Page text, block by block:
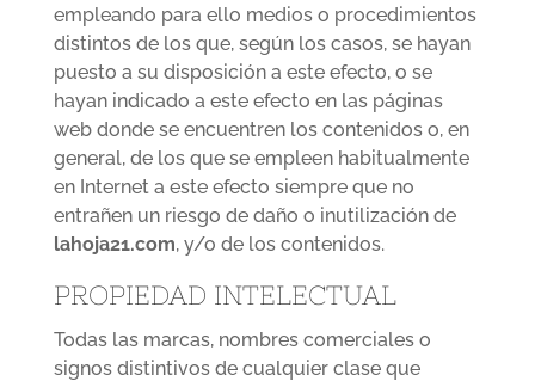
empleando para ello medios o procedimientos
distintos de los que, según los casos, se hayan
puesto a su disposición a este efecto, o se
hayan indicado a este efecto en las páginas
web donde se encuentren los contenidos o, en
general, de los que se empleen habitualmente
en Internet a este efecto siempre que no
entrañen un riesgo de daño o inutilización de
lahoja21.com, y/o de los contenidos.
PROPIEDAD INTELECTUAL
Todas las marcas, nombres comerciales o
signos distintivos de cualquier clase que